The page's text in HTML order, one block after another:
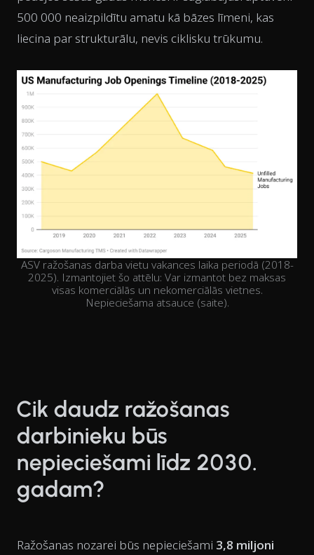
500 000 neaizpildītu amatu kā bāzes līmeni, kas
liecina par strukturālu, nevis ciklisku trūkumu.
ASV ražošanas darba vietu vakances laika periodā (2018-
2025). Izmantojiet šo attēlu: Var izmantot bez maksas
visas komerciālās un nekomerciālās vietnes.
Nepieciešama atsauce (saite).
Cik daudz ražošanas
darbinieku būs
nepieciešami līdz 2030.
gadam?
Ražošanas nozarei būs nepieciešami 3,8 miljoni